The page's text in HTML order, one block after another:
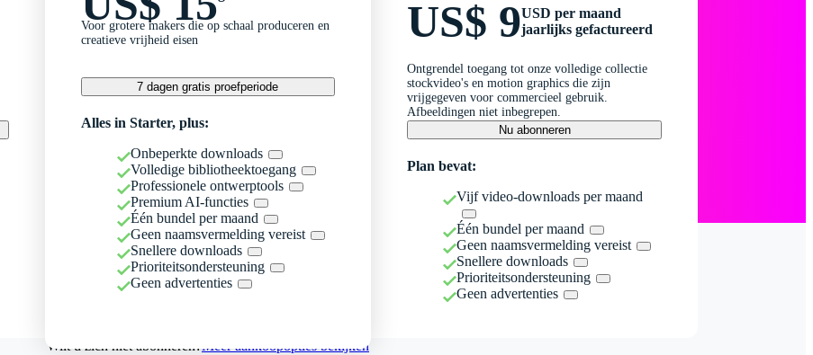
Voor grotere makers die op schaal produceren en
creatieve vrijheid eisen
7 dagen gratis proefperiode
Alles in Starter, plus:
Onbeperkte downloads
Volledige bibliotheektoegang
Professionele ontwerptools
Premium AI-functies
Één bundel per maand
Geen naamsvermelding vereist
Snellere downloads
Prioriteitsondersteuning
Geen advertenties
US$ 9USD per maand
jaarlijks gefactureerd
Ontgrendel toegang tot onze volledige collectie
stockvideo's en motion graphics die zijn
vrijgegeven voor commercieel gebruik.
Afbeeldingen niet inbegrepen.
Nu abonneren
Plan bevat:
Vijf video-downloads per maand
Één bundel per maand
Geen naamsvermelding vereist
Snellere downloads
Prioriteitsondersteuning
Geen advertenties
Wilt u zich niet abonneren?Meer aankoopopties bekijken